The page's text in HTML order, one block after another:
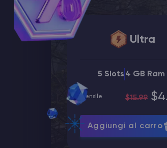
Ultra
5 Slots 4 GB Ram
Mensile $15.99
Aggiungi al carro